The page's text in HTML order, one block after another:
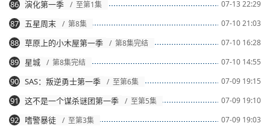
07-13 22:29
86 演化第一季 / 至第1集
07-10 21:03
87 五星周末 / 第8集
07-10 16:28
88 草原上的小木屋第一季 / 第8集完结
07-10 14:55
89 星城 / 第8集完结
07-09 19:15
90 SAS：叛逆勇士第一季 / 至第6集
07-09 19:10
91 这不是一个谋杀谜团第一季 / 至第5集
07-09 19:03
92 嗜警暴徒 / 至第3集